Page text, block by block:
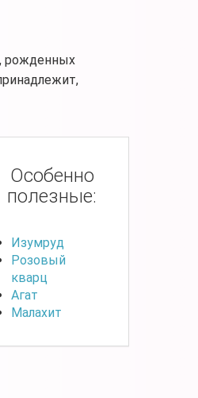
рожденных
Особенно
полезные:
Изумруд
Розовый
кварц
Агат
Малахит